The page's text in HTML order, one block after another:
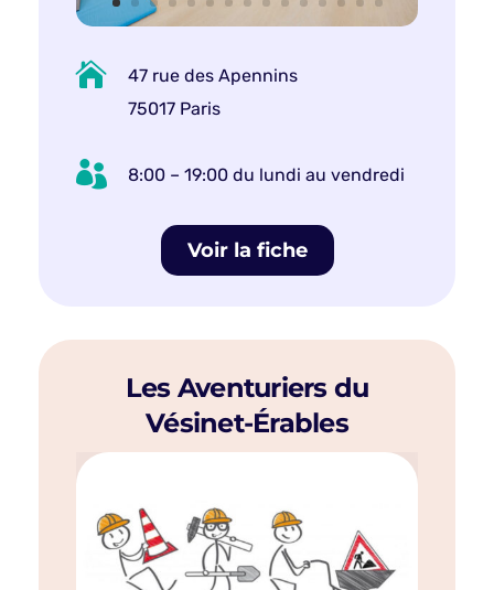

47 rue des Apennins
75017 Paris
 8:00 – 19:00 du lundi au vendredi
Voir la fiche
Les Aventuriers du
Vésinet-Érables